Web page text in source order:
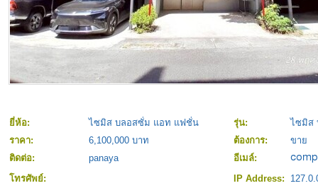
ยี่ห้อ: ไซมิส บลอสซั่ม แอท แฟชั่น รุ่น:
ไซมิส
ราคา:
6,100,000 บาท ต้องการ:
ขาย
ติดต่อ:
panaya
อีเมล์:
โทรศัพย์:
IP Address: